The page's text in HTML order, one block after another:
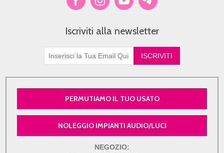
Iscriviti alla newsletter
PERMUTIAMO IL TUO USATO
NOLEGGIO IMPIANTI AUDIO/LUCI
NEGOZIO: